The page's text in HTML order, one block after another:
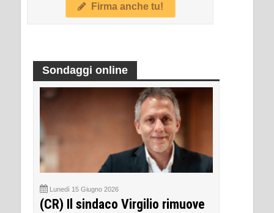
Firma anche tu!
Sondaggi online
Lunedì 15 Giugno 2026
(CR) Il sindaco Virgilio rimuove